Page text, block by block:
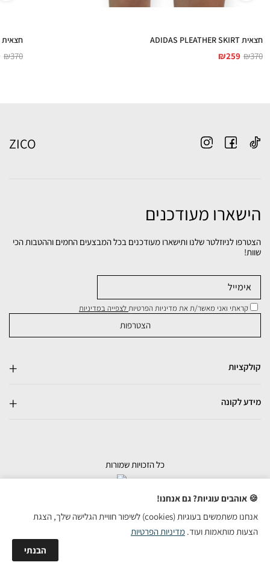
חצאית ADIDAS PLEATHER SKIRT
₪370
₪259
חצאית ADIDAS PLEATHER SKIRT
₪370
ZICO
הישארו מעודכנים
הצטרפו לניוזלטר שלנו ותישארו מעודכנים בכל המבצעים החמים וההטבות הכי
שוות!
קראתי ואני מאשר/ת את מדיניות הפרטיותלצפייה במדיניות
קולקציות
מידע לקונה
בניית אתרי מכירות
כל הזכויות שמורות
🍪 אוהבים עוגיות? גם אנחנו!
אנחנו משתמשים בעוגיות (cookies) לשיפור חוויית הגלישה שלך, הצגת
הצעות מותאמות ועוד. מדיניות הפרטיות
הבנתי